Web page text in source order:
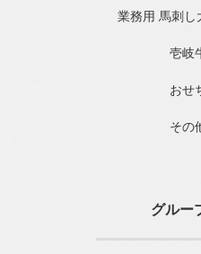
業務用 馬刺し
壱岐
おせ
その
グルー